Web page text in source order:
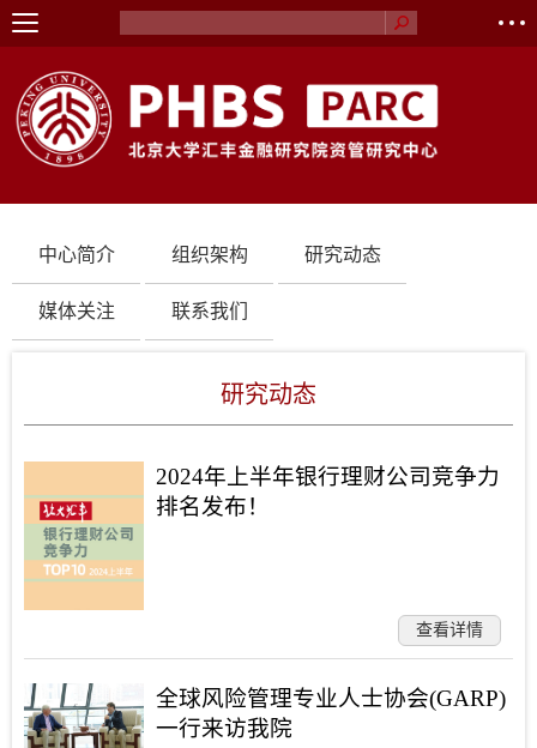
中心简介 组织架构 研究动态
媒体关注 联系我们
研究动态
2024年上半年银行理财公司竞争力
排名发布！
查看详情
全球风险管理专业人士协会(GARP)
一行来访我院